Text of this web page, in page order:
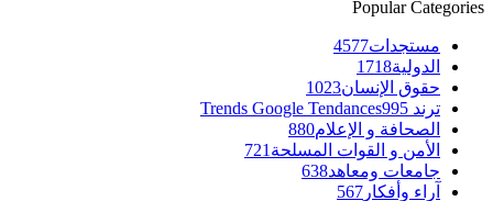
Popular Categories
مستجدات4577
الدولية1718
حقوق الإنسان1023
ترند Trends Google Tendances 995
الصحافة و الإعلام880
الأمن و القوات المسلحة 721
جامعات ومعاهد638
آراء وأفكار 567